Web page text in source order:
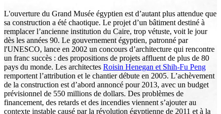
L'ouverture du Grand Musée égyptien est d’autant plus attendue que
sa construction a été chaotique. Le projet d’un bâtiment destiné à
remplacer l’ancienne institution du Caire, trop vétuste, voit le jour
dès les années 90. Le gouvernement égyptien, patronné par
l'UNESCO, lance en 2002 un concours d’architecture qui rencontre
un franc succès : des propositions de projets affluent de plus de 80
pays du monde. Les architectes Roisin Henegan et Shih-Fu Peng
remportent l’attribution et le chantier débute en 2005. L’achèvement
de la construction est d’abord annoncé pour 2013, avec un budget
prévisionnel de 550 millions de dollars. Des problèmes de
financement, des retards et des incendies viennent s’ajouter au
contexte instable causé par la révolution égyptienne de 2011 et à la